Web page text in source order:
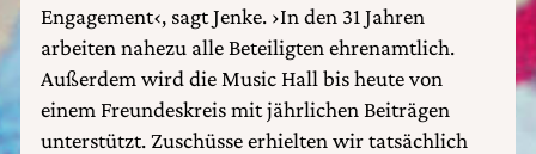
Engagement‹, sagt Jenke. ›In den 31 Jahren
arbeiten nahezu alle Beteiligten ehrenamtlich.
Außerdem wird die Music Hall bis heute von
einem Freundeskreis mit jährlichen Beiträgen
unterstützt. Zuschüsse erhielten wir tatsächlich